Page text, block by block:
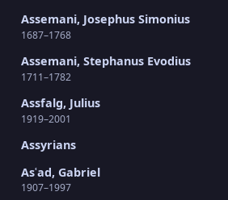
Assemani, Josephus Simonius
1687–1768
Assemani, Stephanus Evodius
1711–1782
Assfalg, Julius
1919–2001
Assyrians
Asʿad, Gabriel
1907–1997